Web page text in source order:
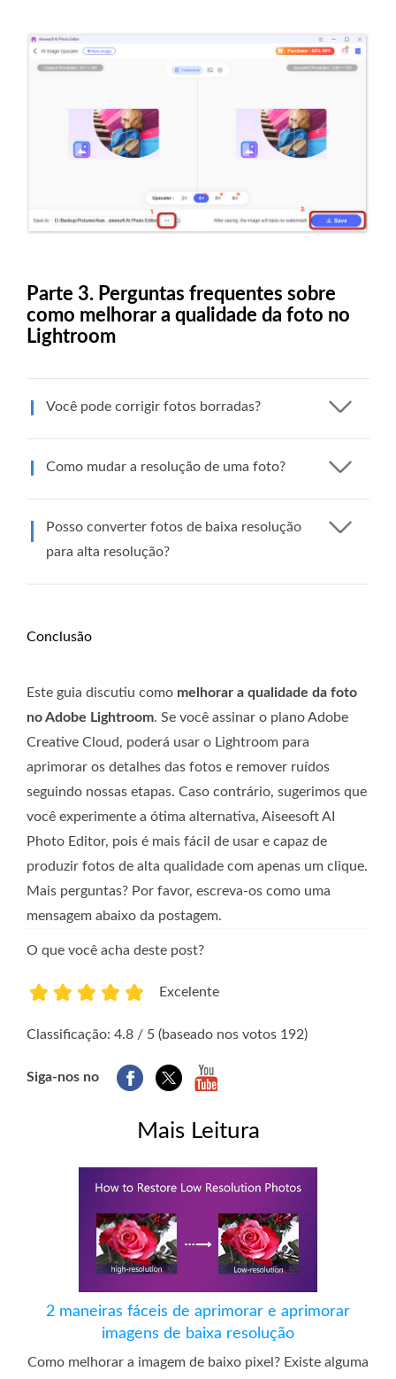
Parte 3. Perguntas frequentes sobre
como melhorar a qualidade da foto no
Lightroom
Você pode corrigir fotos borradas?
Como mudar a resolução de uma foto?
Posso converter fotos de baixa resolução
para alta resolução?
Conclusão
Este guia discutiu como melhorar a qualidade da foto
no Adobe Lightroom. Se você assinar o plano Adobe
Creative Cloud, poderá usar o Lightroom para
aprimorar os detalhes das fotos e remover ruídos
seguindo nossas etapas. Caso contrário, sugerimos que
você experimente a ótima alternativa, Aiseesoft AI
Photo Editor, pois é mais fácil de usar e capaz de
produzir fotos de alta qualidade com apenas um clique.
Mais perguntas? Por favor, escreva-os como uma
mensagem abaixo da postagem.
O que você acha deste post?
Excelente
Classificação: 4.8 / 5 (baseado nos votos 192)
Siga-nos no
Mais Leitura
2 maneiras fáceis de aprimorar e aprimorar
imagens de baixa resolução
Como melhorar a imagem de baixo pixel? Existe alguma